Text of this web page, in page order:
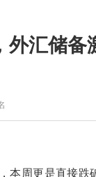
外汇储备
周更是直接跌